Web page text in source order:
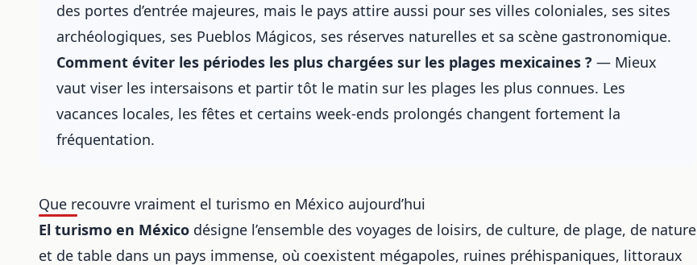
des portes d’entrée majeures, mais le pays attire aussi pour ses villes coloniales, ses sites
archéologiques, ses Pueblos Mágicos, ses réserves naturelles et sa scène gastronomique.
Comment éviter les périodes les plus chargées sur les plages mexicaines ? — Mieux
vaut viser les intersaisons et partir tôt le matin sur les plages les plus connues. Les
vacances locales, les fêtes et certains week-ends prolongés changent fortement la
fréquentation.
Que recouvre vraiment el turismo en México aujourd’hui
El turismo en México désigne l’ensemble des voyages de loisirs, de culture, de plage, de nature
et de table dans un pays immense, où coexistent mégapoles, ruines préhispaniques, littoraux